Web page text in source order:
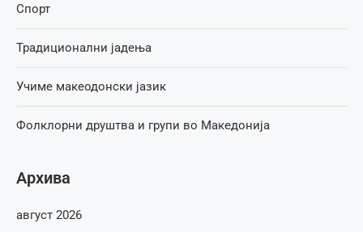
Спорт
Традиционални јадења
Учиме макеодонски јазик
Фолклорни друштва и групи во Македонија
Архива
август 2026